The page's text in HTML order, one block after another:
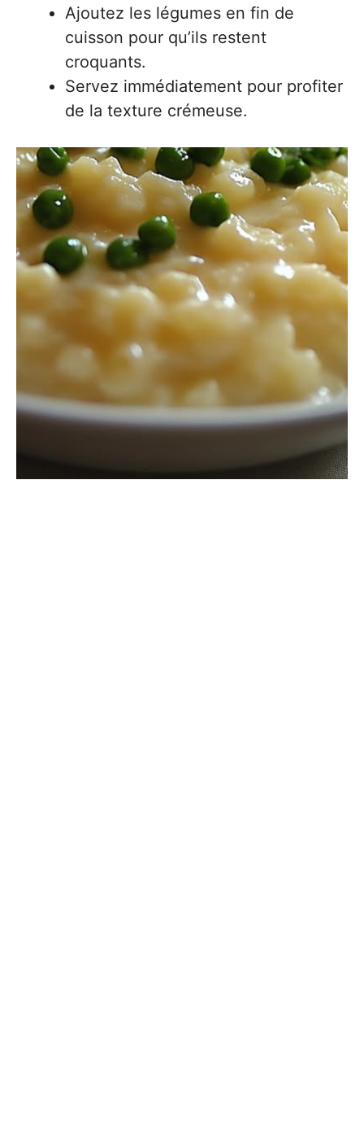
Ajoutez les légumes en fin de
cuisson pour qu’ils restent
croquants.
Servez immédiatement pour profiter
de la texture crémeuse.